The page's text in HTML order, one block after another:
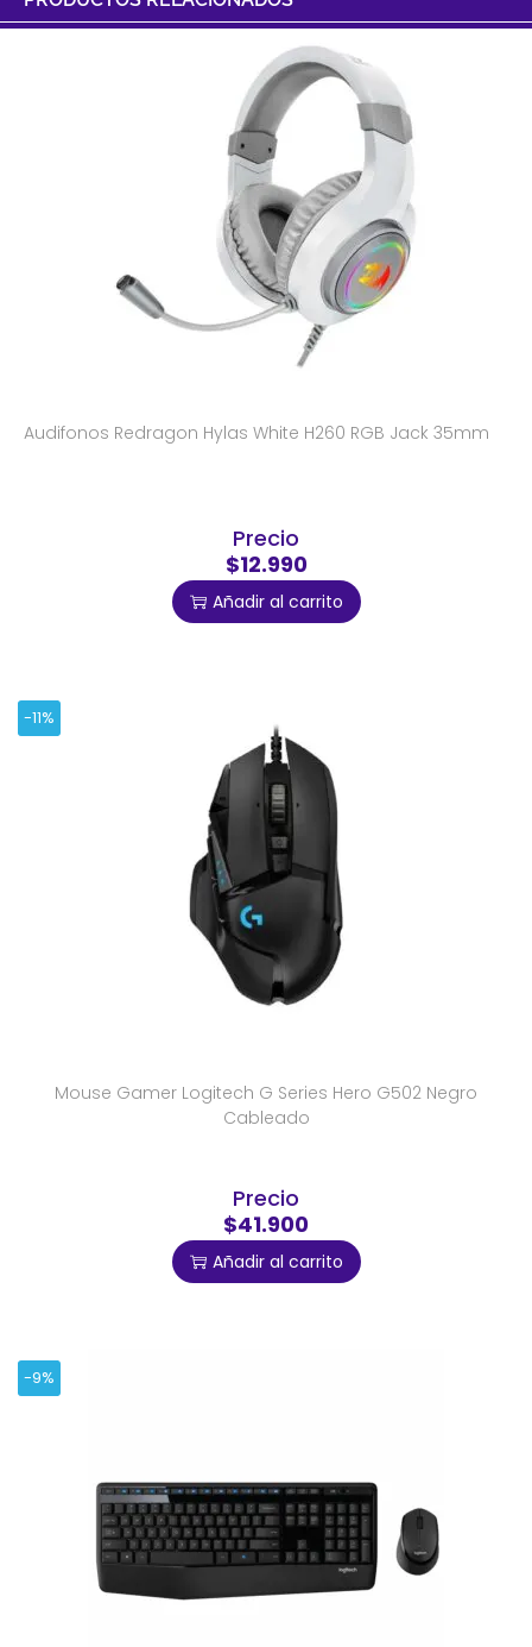
Audifonos Redragon Hylas White H260 RGB Jack 35mm
Precio
$12.990
Añadir al carrito
-11%
Mouse Gamer Logitech G Series Hero G502 Negro
Cableado
Precio
$41.900
Añadir al carrito
-9%